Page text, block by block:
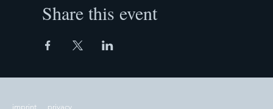
Share this event
imprint privacy